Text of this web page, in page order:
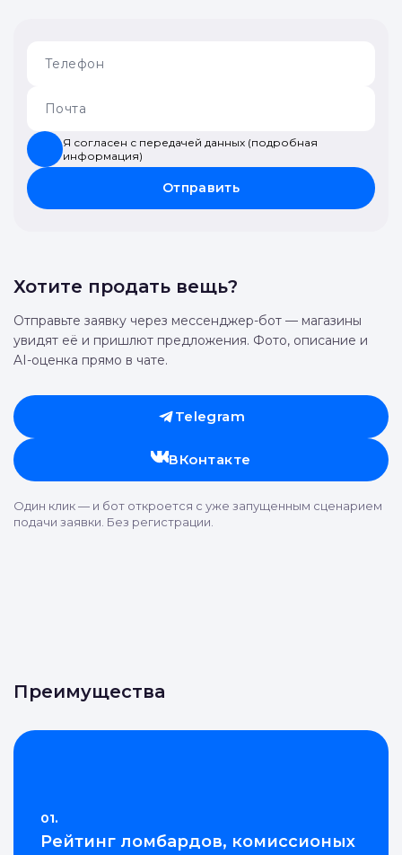
Я согласен с передачей данных (подробная
информация)
Отправить
Хотите продать вещь?
Отправьте заявку через мессенджер-бот — магазины
увидят её и пришлют предложения. Фото, описание и
AI-оценка прямо в чате.
Telegram
ВКонтакте
Один клик — и бот откроется с уже запущенным сценарием
подачи заявки. Без регистрации.
Преимущества
01.
Рейтинг ломбардов, комиссионых